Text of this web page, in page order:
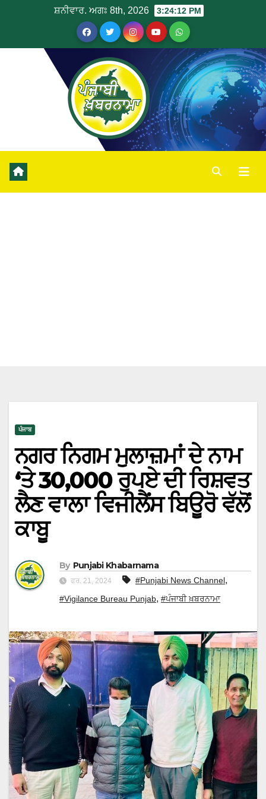
ਸ਼ਨੀਵਾਰ. ਅਗਃ 8th, 2026 3:24:13 PM
ਪੰਜਾਬ
ਨਗਰ ਨਿਗਮ ਮੁਲਾਜ਼ਮਾਂ ਦੇ ਨਾਮ
‘ਤੇ 30,000 ਰੁਪਏ ਦੀ ਰਿਸ਼ਵਤ
ਲੈਣ ਵਾਲਾ ਵਿਜੀਲੈਂਸ ਬਿਊਰੋ ਵੱਲੋਂ
ਕਾਬੂ
By Punjabi Khabarnama
ਫਰ. 21, 2024 #Punjabi News Channel,
#Vigilance Bureau Punjab, #ਪੰਜਾਬੀ ਖ਼ਬਰਨਾਮਾ